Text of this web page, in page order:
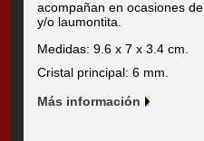
acompañan en ocasiones
y/o laumontita.
Medidas: 9.6 x 7 x 3.4 cm.
Cristal principal: 6 mm.
Más información